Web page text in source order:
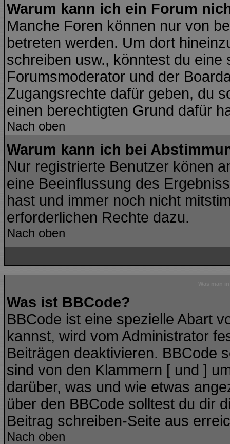
Warum kann ich ein Forum
Manche Foren können nur von
betreten werden. Um dort
schreiben usw., könntest du
Forumsmoderator und der
Zugangsrechte dafür geben, du
einen berechtigten Grund dafür
Nach oben
Warum kann ich bei
Nur registrierte Benutzer könen
eine Beeinflussung des
hast und immer noch nicht
erforderlichen Rechte dazu.
Nach oben
Was ist BBCode?
BBCode ist eine spezielle Abart
kannst, wird vom Administrator
Beiträgen deaktivieren. BBCode
sind von den Klammern [ und ]
darüber, was und wie etwas
über den BBCode solltest du dir
Beitrag schreiben-Seite aus
Nach oben